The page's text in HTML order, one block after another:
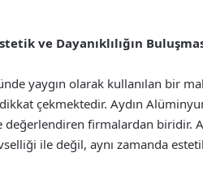
ve Dayanıklılığın
yaygın olarak kullanılan bir
çekmektedir. Aydın
değerlendiren firmalardan biridir.
ile değil, aynı zamanda